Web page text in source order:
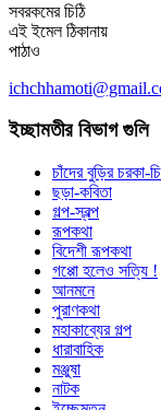
সবরকমের চিঠি
এই ইমেল ঠিকানায়
পাঠাও
ইচ্ছামতীর বিভাগ গুলি
চাঁদের বুড়ির চরকা-
ছড়া-কবিতা
গল্প-স্বল্প
রূপকথা
বিদেশী রূপকথা
গপ্পো হলেও সত্যি !
আনমনে
পুরাণকথা
মহাকাব্যের গল্প
ধারাবাহিক
মঞ্জুষা
নাটক